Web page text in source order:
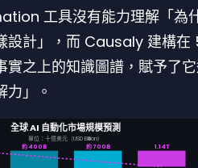
工具沒有能力理解「為
設計」，而 Causaly 建構在
實之上的知識圖譜，賦予了
力」。
全球 AI 自動化市場規模預測
單位：十億美元（USD Billion）
約 400B 約 700B 1.14T